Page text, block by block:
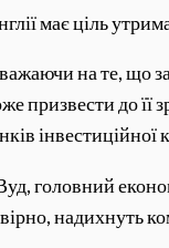
має ціль
на те, що
призвести до її
головний
надихнуть